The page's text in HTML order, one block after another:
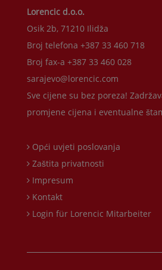
Lorencic d.o.o.
Osik 2b, 71210 Ilidža
Broj telefona +387 33 460 718
Broj fax-a +387 33 460 028
sarajevo@lorencic.com
Sve cijene su bez poreza!
promjene cijena i eventualne
Opći uvjeti poslovanja
Zaštita privatnosti
Impresum
Kontakt
Login für Lorencic Mitarbeiter